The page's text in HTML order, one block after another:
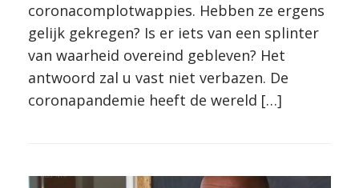
coronacomplotwappies. Hebben ze ergens
gelijk gekregen? Is er iets van een splinter
van waarheid overeind gebleven? Het
antwoord zal u vast niet verbazen. De
coronapandemie heeft de wereld […]